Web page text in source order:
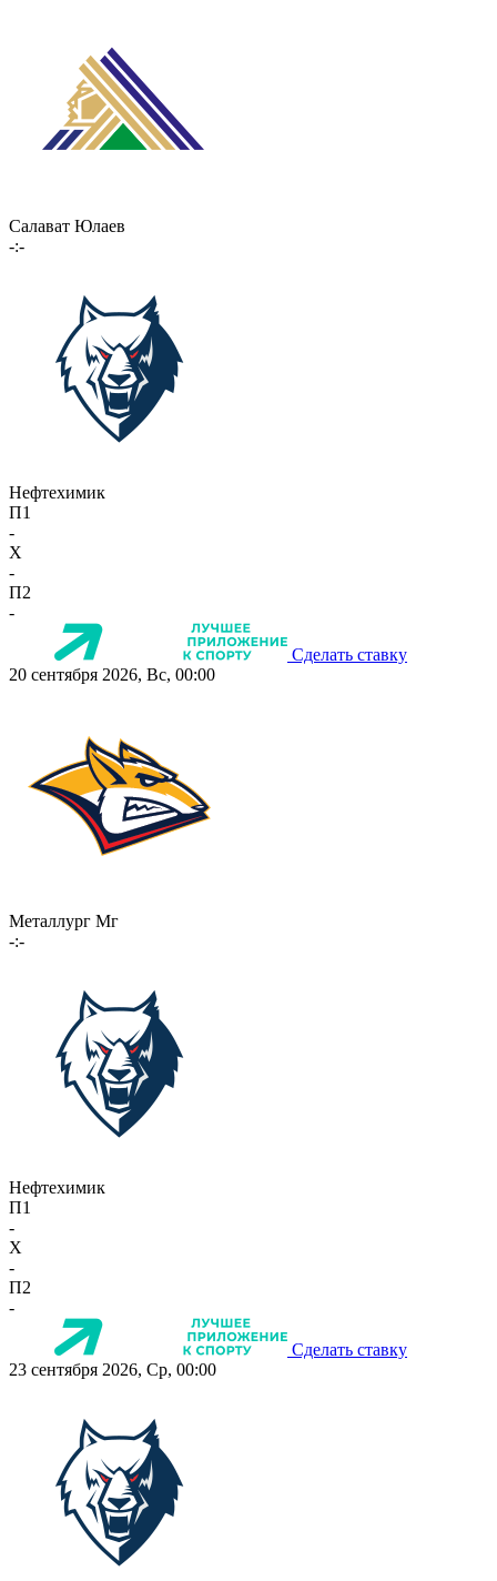
Салават Юлаев
-:-
Нефтехимик
П1
-
X
-
П2
-
Сделать ставку
20 сентября 2026, Вс, 00:00
Металлург Мг
-:-
Нефтехимик
П1
-
X
-
П2
-
Сделать ставку
23 сентября 2026, Ср, 00:00